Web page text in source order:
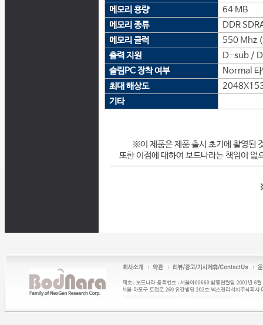
메모리 용량
64 MB
메모리 종류
DDR
메모리 클럭
550 Mhz
출력 지원
D-sub /
슬림PC 장착 여부
Normal 타
최대 해상도
기타
※이 제품은 제품 출시 초기에 촬영된
또한 이점에 대하여 보드나라는 책임이 없